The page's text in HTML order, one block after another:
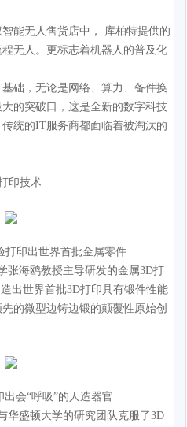
能无人售货店中， 库柏特提供的
无人。更标志着机器人的普及化
础，无论是网络、算力、备件换
的突破口，这是全新的数字科技
统的IT服务商都面临着被淘汰的
印技术
打印出世界首批金属零件
张海鸥教授主导研发的金属3D打
出世界首批3D打印具有锻件性能
的微型边铸边锻的颠覆性原始创
出会“呼吸”的人造器官
华盛顿大学的研究团队克服了3D